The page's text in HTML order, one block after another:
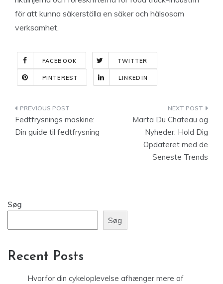
för att kunna säkerställa en säker och hälsosam
verksamhet.
FACEBOOK TWITTER
PINTEREST LINKEDIN
Indlægsnavigation
Fedtfrysnings maskine:
Din guide til fedtfrysning
Marta Du Chateau og
Nyheder: Hold Dig
Opdateret med de
Seneste Trends
Søg
Søg
Recent Posts
Hvorfor din cykeloplevelse afhænger mere af